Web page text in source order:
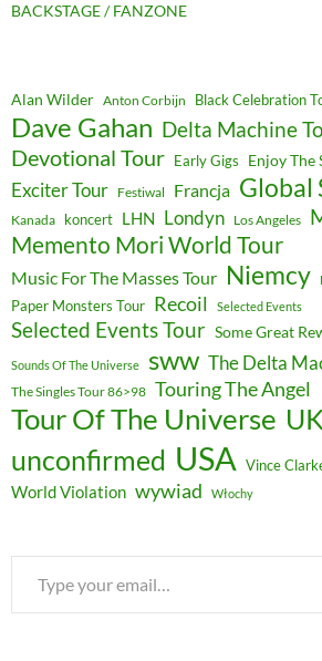
BACKSTAGE / FANZONE
Alan Wilder Anton Corbijn Black Celebration
Dave Gahan Delta Machine
Devotional Tour Early Gigs Enjoy The
Exciter Tour Festiwal Francja Global
Kanada koncert LHN Londyn Los Angeles
Memento Mori World Tour
Music For The Masses Tour Niemcy
Paper Monsters Tour Recoil Selected Events
Selected Events Tour Some Great
Sounds Of The Universe sww The Delta
The Singles Tour 86>98 Touring The Angel
Tour Of The Universe UK
unconfirmed USA Vince
World Violation wywiad Włochy